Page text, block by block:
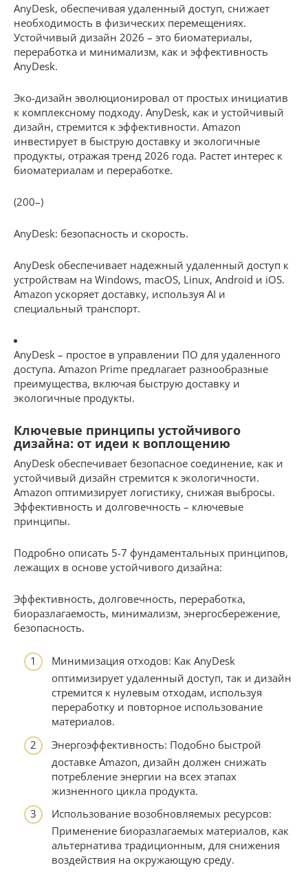
AnyDesk, обеспечивая удаленный доступ, снижает
необходимость в физических перемещениях.
Устойчивый дизайн 2026 – это биоматериалы,
переработка и минимализм, как и эффективность
AnyDesk.
Эко-дизайн эволюционировал от простых инициатив
к комплексному подходу. AnyDesk, как и устойчивый
дизайн, стремится к эффективности. Amazon
инвестирует в быструю доставку и экологичные
продукты, отражая тренд 2026 года. Растет интерес к
биоматериалам и переработке.
(200–)
AnyDesk: безопасность и скорость.
AnyDesk обеспечивает надежный удаленный доступ к
устройствам на Windows, macOS, Linux, Android и iOS.
Amazon ускоряет доставку, используя AI и
специальный транспорт.
AnyDesk – простое в управлении ПО для удаленного
доступа. Amazon Prime предлагает разнообразные
преимущества, включая быструю доставку и
экологичные продукты.
Ключевые принципы устойчивого
дизайна: от идеи к воплощению
AnyDesk обеспечивает безопасное соединение, как и
устойчивый дизайн стремится к экологичности.
Amazon оптимизирует логистику, снижая выбросы.
Эффективность и долговечность – ключевые
принципы.
Подробно описать 5-7 фундаментальных принципов,
лежащих в основе устойчивого дизайна:
Эффективность, долговечность, переработка,
биоразлагаемость, минимализм, энергосбережение,
безопасность.
Минимизация отходов: Как AnyDesk
оптимизирует удаленный доступ, так и дизайн
стремится к нулевым отходам, используя
переработку и повторное использование
материалов.
Энергоэффективность: Подобно быстрой
доставке Amazon, дизайн должен снижать
потребление энергии на всех этапах
жизненного цикла продукта.
Использование возобновляемых ресурсов:
Применение биоразлагаемых материалов, как
альтернатива традиционным, для снижения
воздействия на окружающую среду.